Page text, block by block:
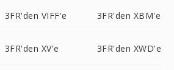
3FR'den VIFF'e 3FR'den XBM'e
3FR'den XV'e 3FR'den XWD'e